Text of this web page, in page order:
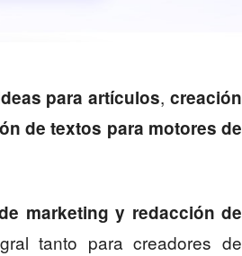
para artículos,creación
de textos para motores de
marketing y redacción de
tanto para creadores de